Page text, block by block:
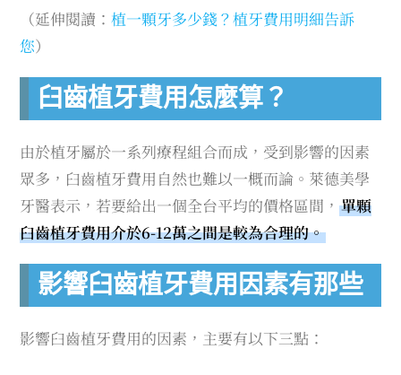
（延伸閱讀：植一顆牙多少錢？植牙費用明細告訴
您）
臼齒植牙費用怎麼算？
由於植牙屬於一系列療程組合而成，受到影響的因素
眾多，臼齒植牙費用自然也難以一概而論。萊德美學
牙醫表示，若要給出一個全台平均的價格區間，單顆
臼齒植牙費用介於6-12萬之間是較為合理的。
影響臼齒植牙費用因素有那些
影響臼齒植牙費用的因素，主要有以下三點：